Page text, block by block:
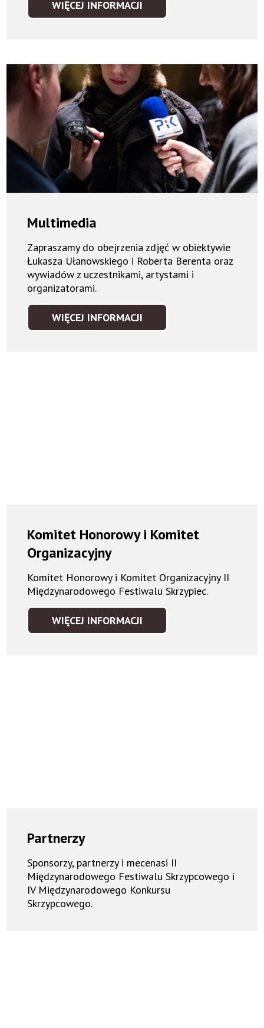
WIĘCEJ INFORMACJI
NAGRODY
Multimedia
Zapraszamy do obejrzenia zdjęć w obiektywie
Łukasza Ułanowskiego i Roberta Berenta oraz
wywiadów z uczestnikami, artystami i
organizatorami.
WIĘCEJ INFORMACJI
MULTIMEDIA
Komitet Honorowy i Komitet
Organizacyjny
Komitet Honorowy i Komitet Organizacyjny II
Międzynarodowego Festiwalu Skrzypiec.
WIĘCEJ INFORMACJI
KOMITET
Partnerzy
Sponsorzy, partnerzy i mecenasi II
Międzynarodowego Festiwalu Skrzypcowego i
IV Międzynarodowego Konkursu
Skrzypcowego.